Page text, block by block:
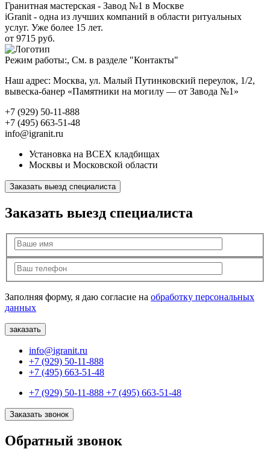
Гранитная мастерская - Завод №1 в Москве
iGranit - одна из лучших компаний в области ритуальных
услуг. Уже более 15 лет.
от 9715 руб.
Режим работы:, См. в разделе "Контакты"
Наш адрес: Москва, ул. Малый Путинковский переулок, 1/2,
вывеска-банер «Памятники на могилу — от Завода №1»
+7 (929) 50-11-888
+7 (495) 663-51-48
info@igranit.ru
Установка на ВСЕХ кладбищах
Москвы и Московской области
Заказать выезд специалиста
Заказать выезд специалиста
Заполняя форму, я даю согласие на обработку персональных
данных
info@igranit.ru
+7 (929) 50-11-888
+7 (495) 663-51-48
+7 (929) 50-11-888 +7 (495) 663-51-48
Заказать звонок
Обратный звонок